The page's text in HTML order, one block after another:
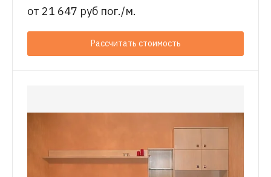
от 21 647 руб пог./м.
Рассчитать стоимость